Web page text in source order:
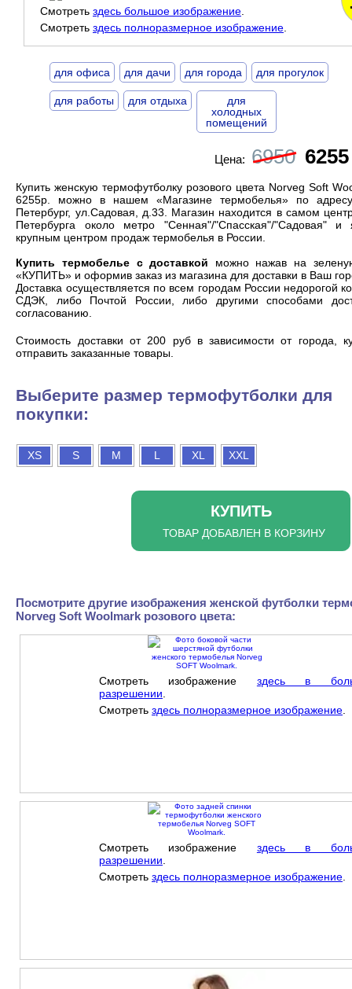
Смотреть здесь большое изображение
Смотреть здесь полноразмерное изображение
для офиса для дачи для города для прогулок
для работы для отдыха
для
холодных
помещений
Цена: 6950 6255
Купить женскую термофутболку розового цвета Norveg Soft
6255р. можно в нашем «Магазине термобелья» по
Петербург, ул.Садовая, д.33. Магазин находится в самом
Петербурга около метро "Сенная"/"Спасская"/"Садовая" и
крупным центром продаж термобелья в России.
Купить термобелье с доставкой можно нажав на
«КУПИТЬ» и оформив заказ из магазина для доставки в Ваш
Доставка осуществляется по всем городам России недорогой
СДЭК, либо Почтой России, либо другими способами
согласованию.
Cтоимость доставки от 200 руб в зависимости от города,
отправить заказанные товары.
Выберите размер термофутболки для
покупки:
XS S M L XL XXL
КУПИТЬ
ТОВАР ДОБАВЛЕН В КОРЗИНУ
Посмотрите другие изображения женской футболки
Norveg Soft Woolmark розового цвета:
Смотреть изображение здесь в
разрешении
Смотреть здесь полноразмерное изображение
Смотреть изображение здесь в
разрешении
Смотреть здесь полноразмерное изображение